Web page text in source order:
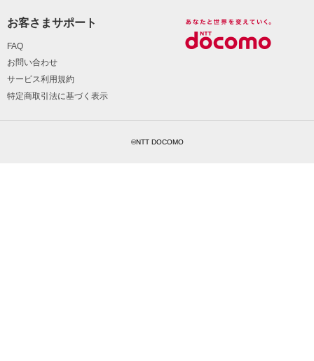
お客さまサポート
FAQ
お問い合わせ
サービス利用規約
特定商取引法に基づく表示
©NTT DOCOMO